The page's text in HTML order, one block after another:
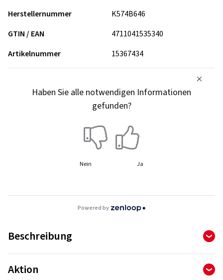
Herstellernummer
K574B646
GTIN / EAN
4711041535340
Artikelnummer
15367434
Haben Sie alle notwendigen Informationen
gefunden?
Nein Ja
Powered by
Beschreibung
KR501 | WINTERGEN 2
Aktion